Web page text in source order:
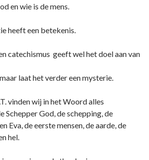
en wie is de mens.
heeft een betekenis.
catechismus geeft wel het doel aan van
laat het verder een mysterie.
vinden wij in het Woord alles
Schepper God, de schepping, de
Eva, de eerste mensen, de aarde, de
hel.